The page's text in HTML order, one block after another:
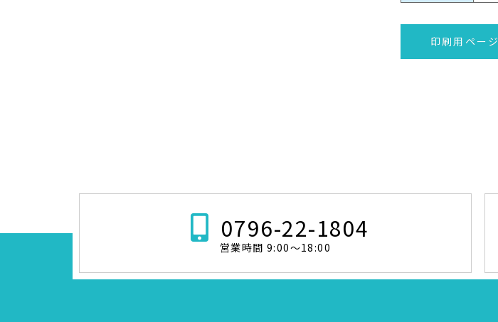
印刷用ページ
0796-22-1804
営業時間 9:00～18:00